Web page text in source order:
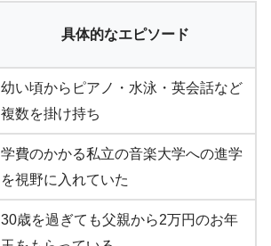
具体的なエピソード
幼い頃からピアノ・水泳・英会話など
複数を掛け持ち
学費のかかる私立の音楽大学への進学
を視野に入れていた
30歳を過ぎても父親から2万円のお年